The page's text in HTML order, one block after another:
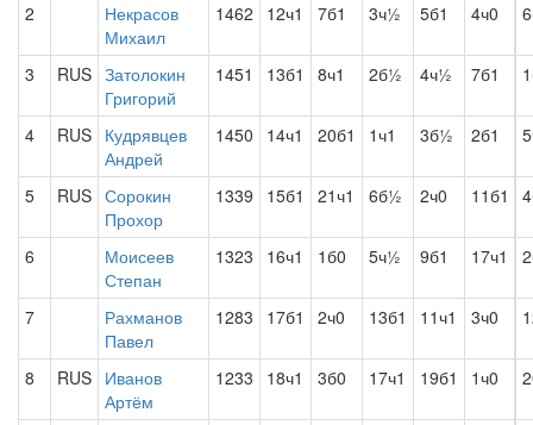
2
Некрасов
Михаил
1462 12ч1 7б1 3ч½ 5б1 4ч0
3 RUS Затолокин
Григорий
1451 13б1 8ч1 2б½ 4ч½ 7б1
4 RUS Кудрявцев
Андрей
1450 14ч1 20б1 1ч1 3б½ 2б1
5 RUS Сорокин
Прохор
1339 15б1 21ч1 6б½ 2ч0 11б1
6
Моисеев
Степан
1323 16ч1 1б0 5ч½ 9б1 17ч1
7
Рахманов
Павел
1283 17б1 2ч0 13б1 11ч1 3ч0
8 RUS Иванов
Артём
1233 18ч1 3б0 17ч1 19б1 1ч0